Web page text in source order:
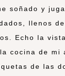
soñado y
llenos
Echo la
cocina de mi
de las